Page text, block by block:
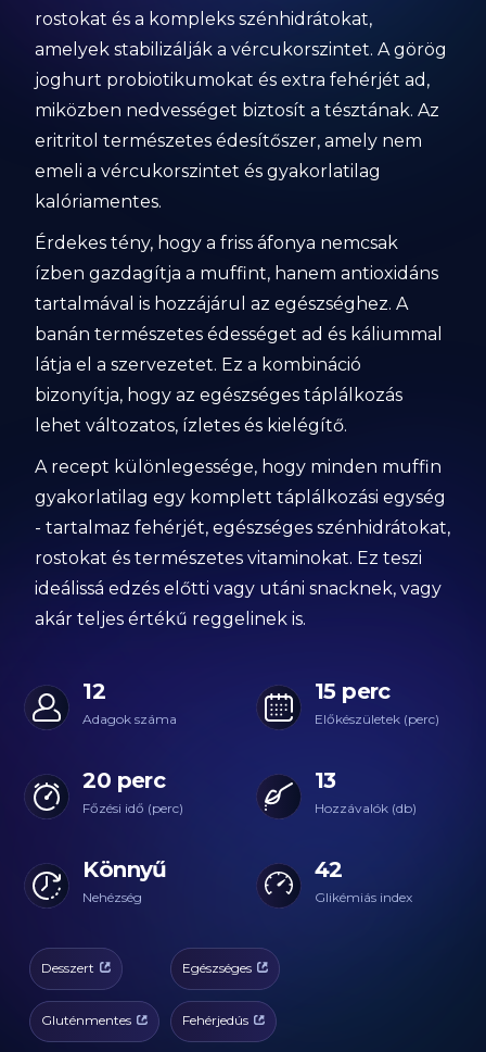
rostokat és a kompleks szénhidrátokat,
amelyek stabilizálják a vércukorszintet. A görög
joghurt probiotikumokat és extra fehérjét ad,
miközben nedvességet biztosít a tésztának. Az
eritritol természetes édesítőszer, amely nem
emeli a vércukorszintet és gyakorlatilag
kalóriamentes.
Érdekes tény, hogy a friss áfonya nemcsak
ízben gazdagítja a muffint, hanem antioxidáns
tartalmával is hozzájárul az egészséghez. A
banán természetes édességet ad és káliummal
látja el a szervezetet. Ez a kombináció
bizonyítja, hogy az egészséges táplálkozás
lehet változatos, ízletes és kielégítő.
A recept különlegessége, hogy minden muffin
gyakorlatilag egy komplett táplálkozási egység
- tartalmaz fehérjét, egészséges szénhidrátokat,
rostokat és természetes vitaminokat. Ez teszi
ideálissá edzés előtti vagy utáni snacknek, vagy
akár teljes értékű reggelinek is.
12
Adagok száma
15 perc
Előkészületek (perc)
20 perc
Főzési idő (perc)
13
Hozzávalók (db)
Könnyű
Nehézség
42
Glikémiás index
Desszert Egészséges
Gluténmentes Fehérjedús